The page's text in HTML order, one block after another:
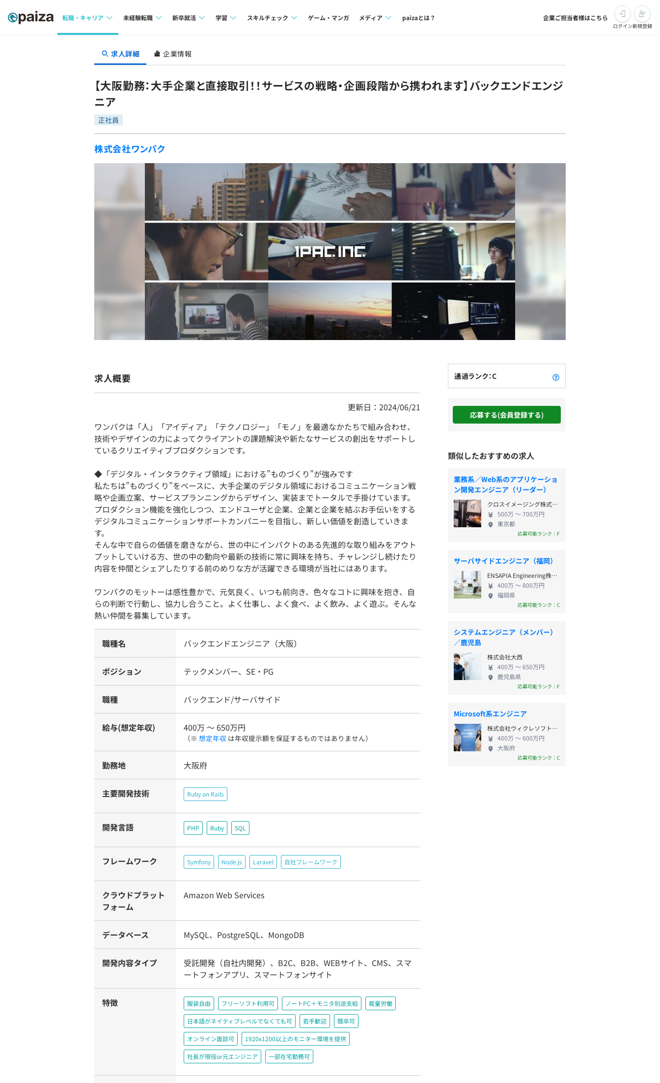
転職・キャリア
転職成功ガイド
未経験転職
求人検索
転職成功ガイド
新卒就活
本選考
インターン
学習
4択課題
リファレンス
個人向けプラン
法人向けプラン
学校向けプラン
契約内容・クーポン
スキルチェック
評価結果一覧
ゲーム・マンガ メディア
note
paizaとは？ 企業ご担当者様はこちら
ログイン新規登録
求人詳細 企業情報
【大阪勤務：大手企業と直接取引！！サービスの戦略・企画段階から携われます】バックエンドエンジ
ニア
正社員
株式会社ワンパク
求人概要
更新日：2024/06/21
ワンパクは「人」「アイディア」「テクノロジー」「モノ」を最適なかたちで組み合わせ、
技術やデザインの力によってクライアントの課題解決や新たなサービスの創出をサポートし
ているクリエイティブプロダクションです。
◆「デジタル・インタラクティブ領域」における”ものづくり”が強みです
私たちは”ものづくり”をベースに、大手企業のデジタル領域におけるコミュニケーション戦
略や企画立案、サービスプランニングからデザイン、実装までトータルで手掛けています。
プロダクション機能を強化しつつ、エンドユーザと企業、企業と企業を結ぶお手伝いをする
デジタルコミュニケーションサポートカンパニーを目指し、新しい価値を創造していきま
す。
そんな中で自らの価値を磨きながら、世の中にインパクトのある先進的な取り組みをアウト
プットしていける方、世の中の動向や最新の技術に常に興味を持ち、チャレンジし続けたり
内容を仲間とシェアしたりする前のめりな方が活躍できる環境が当社にはあります。
ワンパクのモットーは感性豊かで、元気良く、いつも前向き、色々なコトに興味を抱き、自
らの判断で行動し、協力し合うこと。よく仕事し、よく食べ、よく飲み、よく遊ぶ。そんな
熱い仲間を募集しています。
職種名 バックエンドエンジニア（大阪）
ポジション テックメンバー、SE・PG
職種 バックエンド/サーバサイド
給与(想定年収) 400万 〜 650万円
（※ 想定年収 は年収提示額を保証するものではありません）
勤務地 大阪府
主要開発技術 Ruby on Rails
開発言語 PHP Ruby SQL
フレームワーク Symfony Node.js Laravel 自社フレームワーク
クラウドプラット
フォーム
Amazon Web Services
データベース MySQL、PostgreSQL、MongoDB
開発内容タイプ
受託開発（自社内開発）、B2C、B2B、WEBサイト、CMS、スマ
ートフォンアプリ、スマートフォンサイト
特徴 服装自由 フリーソフト利用可 ノートPC＋モニタ別途支給 裁量労働
日本語がネイティブレベルでなくても可 若手歓迎 既卒可
オンライン面談可 1920x1200以上のモニター環境を提供
社長が現役or元エンジニア 一部在宅勤務可
通過ランク：C
応募する(会員登録する)
類似したおすすめの求人
業務系／Web系のアプリケーショ
ン開発エンジニア（リーダー）
クロスイメージング株式会社
500万 〜 700万円
東京都
応募可能ランク：F
サーバサイドエンジニア（福岡）
ENSAPIA Engineering株式会社
400万 〜 800万円
福岡県
応募可能ランク：C
システムエンジニア（メンバー）
／鹿児島
株式会社大西
400万 〜 650万円
鹿児島県
応募可能ランク：F
Microsoft系エンジニア
株式会社ウィクレソフト・ジャパン
400万 〜 600万円
大阪府
応募可能ランク：C